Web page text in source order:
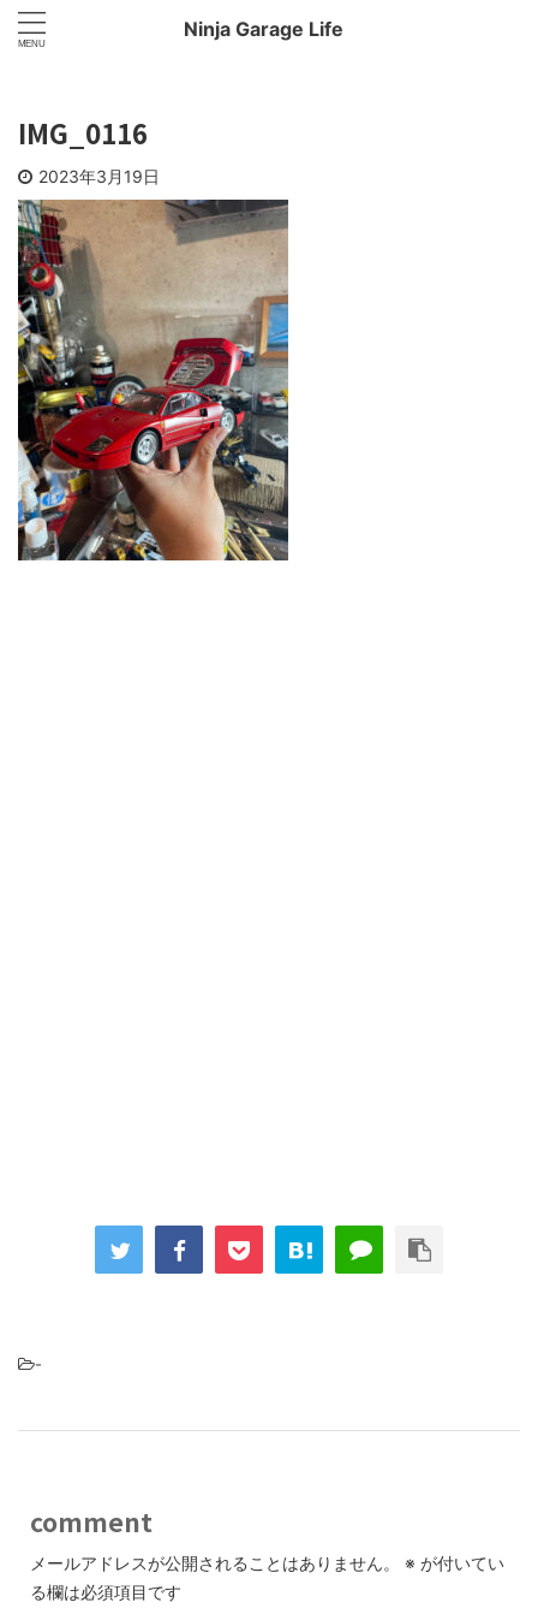
Ninja Garage Life
IMG_0116
2023年3月19日
-
comment
メールアドレスが公開されることはありません。 ※ が付いてい
る欄は必須項目です